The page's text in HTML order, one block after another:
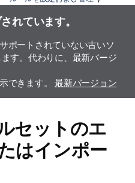
れています。
ポートされていない古いソ
す。代わりに、最新バージ
できます。 最新バージョン
セットのエ
はインポー